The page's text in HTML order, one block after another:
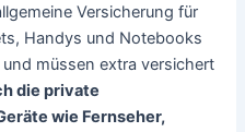
Versicherung für
Handys und Notebooks
müssen extra versichert
die private
wie Fernseher,